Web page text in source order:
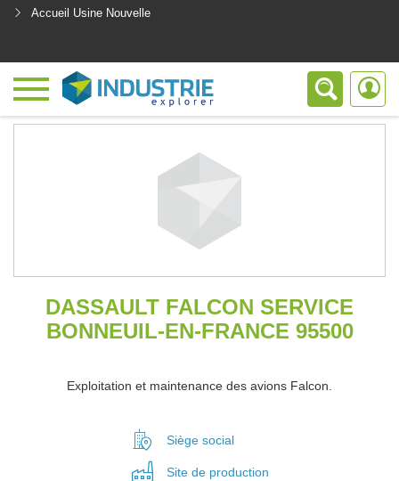
Accueil Usine Nouvelle
DASSAULT FALCON SERVICE
BONNEUIL-EN-FRANCE 95500
Exploitation et maintenance des avions Falcon.
Siège social
Site de production